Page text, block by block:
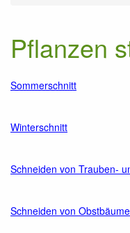
Pflanzen
Sommerschnitt
Winterschnitt
Schneiden von Trauben-
Schneiden von